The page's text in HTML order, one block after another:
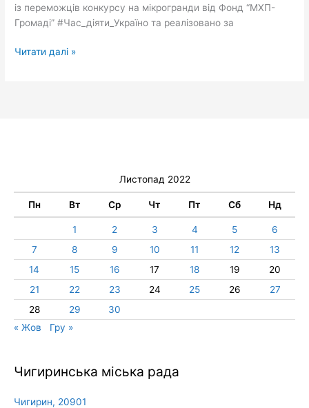
із переможців конкурсу на мікрогранди від Фонд “МХП-
Громаді” #Час_діяти_Україно та реалізовано за
Читати далі »
Листопад 2022
Пн Вт Ср Чт Пт Сб Нд
1 2 3 4 5
6
7
8 9 10 11 12
13
14
15 16 17 18 19
20
21
22 23 24 25 26
27
28
29
30
« Жов
Гру »
Чигиринська міська рада
Чигирин, 20901